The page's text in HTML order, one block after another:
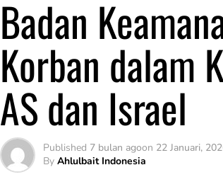
Badan
Korban dalam
AS dan Israel
Published 7 bulan agoon 22 Januari,
By Ahlulbait Indonesia